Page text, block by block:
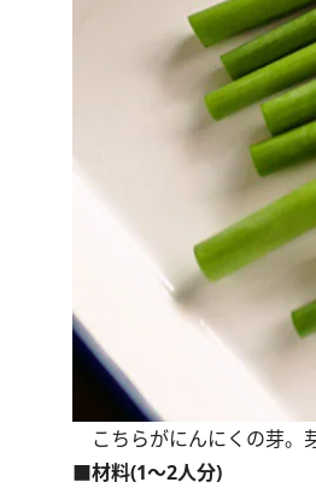
こちらがにんにくの芽。
■材料(1～2人分)